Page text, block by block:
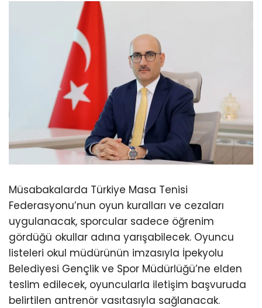
Müsabakalarda Türkiye Masa Tenisi
Federasyonu’nun oyun kuralları ve cezaları
uygulanacak, sporcular sadece öğrenim
gördüğü okullar adına yarışabilecek. Oyuncu
listeleri okul müdürünün imzasıyla İpekyolu
Belediyesi Gençlik ve Spor Müdürlüğü’ne elden
teslim edilecek, oyuncularla iletişim başvuruda
belirtilen antrenör vasıtasıyla sağlanacak.